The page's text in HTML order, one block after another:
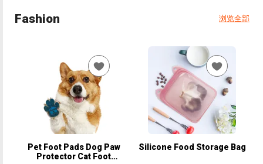
Fashion 浏览全部
Pet Foot Pads Dog Paw
Protector Cat Foot
Silicone Food Storage Bag